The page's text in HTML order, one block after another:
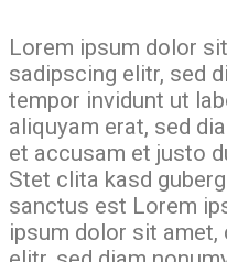
Lorem ipsum dolor
sadipscing elitr, sed
tempor invidunt ut
aliquyam erat, sed
et accusam et justo
Stet clita kasd
sanctus est Lorem
ipsum dolor sit